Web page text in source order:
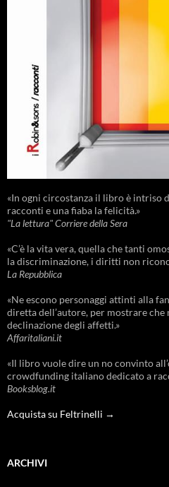
«In ogni circostanza il libro è intriso
racconti e una fiaba la felicità.»
"La lettura" Corriere della Sera
«C’è la vita vera, quella che tanti
la discriminazione, i diritti non
La Repubblica
«Ne escono personaggi attinti alla
diretta dell’autore, per mostrare
declinazione degli affetti.»
Affaritaliani.it
«Il libro vuole dire un no convinto
crowdfunding italiano dedicato a
Booksblog.it
Acquista su Feltrinelli →
ARCHIVI